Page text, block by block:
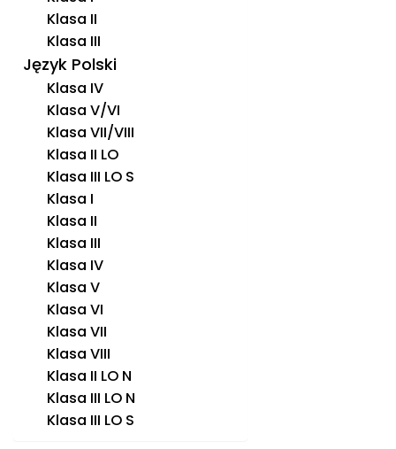
Klasa II
Klasa III
Język Polski
Klasa IV
Klasa V/VI
Klasa VII/VIII
Klasa II LO
Klasa III LO S
Klasa I
Klasa II
Klasa III
Klasa IV
Klasa V
Klasa VI
Klasa VII
Klasa VIII
Klasa II LO N
Klasa III LO N
Klasa III LO S